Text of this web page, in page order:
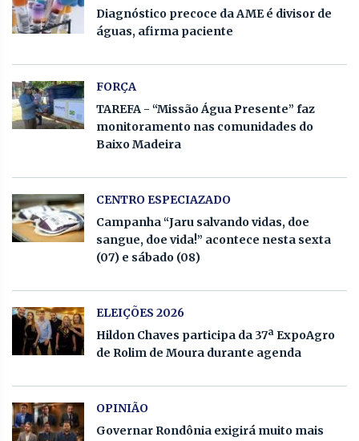
Diagnóstico precoce da AME é divisor de
águas, afirma paciente
FORÇA
TAREFA - “Missão Água Presente” faz
monitoramento nas comunidades do
Baixo Madeira
CENTRO ESPECIAZADO
Campanha “Jaru salvando vidas, doe
sangue, doe vida!” acontece nesta sexta
(07) e sábado (08)
ELEIÇÕES 2026
Hildon Chaves participa da 37ª ExpoAgro
de Rolim de Moura durante agenda
OPINIÃO
Governar Rondônia exigirá muito mais